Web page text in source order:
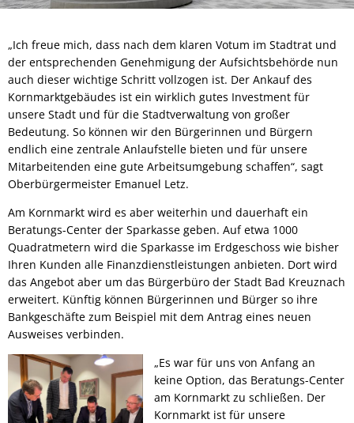
„Ich freue mich, dass nach dem klaren Votum im Stadtrat und
der entsprechenden Genehmigung der Aufsichtsbehörde nun
auch dieser wichtige Schritt vollzogen ist. Der Ankauf des
Kornmarktgebäudes ist ein wirklich gutes Investment für
unsere Stadt und für die Stadtverwaltung von großer
Bedeutung. So können wir den Bürgerinnen und Bürgern
endlich eine zentrale Anlaufstelle bieten und für unsere
Mitarbeitenden eine gute Arbeitsumgebung schaffen“, sagt
Oberbürgermeister Emanuel Letz.
Am Kornmarkt wird es aber weiterhin und dauerhaft ein
Beratungs-Center der Sparkasse geben. Auf etwa 1000
Quadratmetern wird die Sparkasse im Erdgeschoss wie bisher
Ihren Kunden alle Finanzdienstleistungen anbieten. Dort wird
das Angebot aber um das Bürgerbüro der Stadt Bad Kreuznach
erweitert. Künftig können Bürgerinnen und Bürger so ihre
Bankgeschäfte zum Beispiel mit dem Antrag eines neuen
Ausweises verbinden.
„Es war für uns von Anfang an
keine Option, das Beratungs-Center
am Kornmarkt zu schließen. Der
Kornmarkt ist für unsere